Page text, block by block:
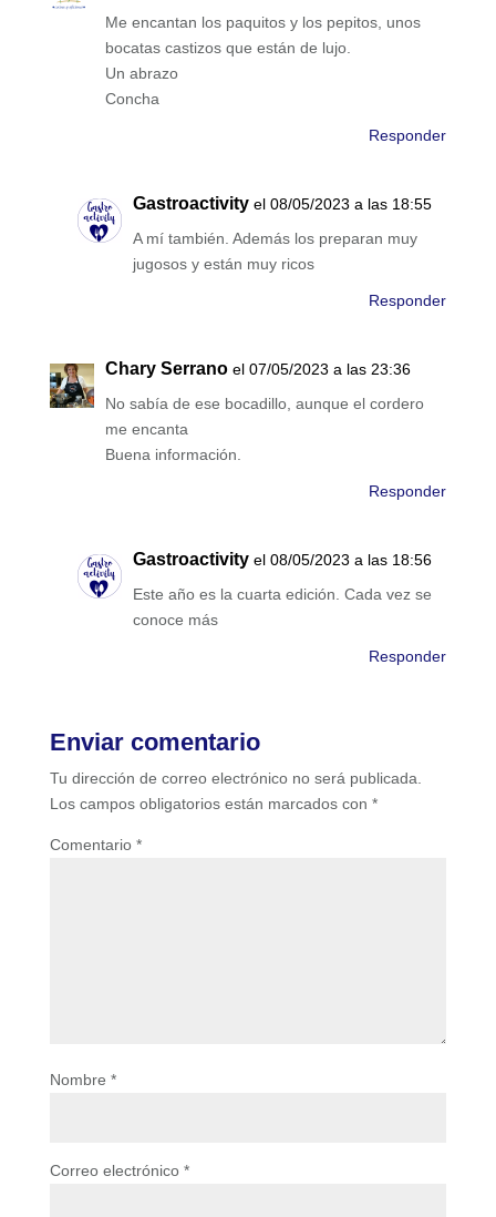
Me encantan los paquitos y los pepitos, unos
bocatas castizos que están de lujo.
Un abrazo
Concha
Responder
Gastroactivity el 08/05/2023 a las 18:55
A mí también. Además los preparan muy
jugosos y están muy ricos
Responder
Chary Serrano el 07/05/2023 a las 23:36
No sabía de ese bocadillo, aunque el cordero
me encanta
Buena información.
Responder
Gastroactivity el 08/05/2023 a las 18:56
Este año es la cuarta edición. Cada vez se
conoce más
Responder
Enviar comentario
Tu dirección de correo electrónico no será publicada.
Los campos obligatorios están marcados con *
Comentario *
Nombre *
Correo electrónico *